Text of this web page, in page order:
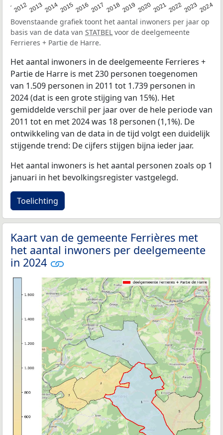
201220132014201520162017 20182019 20202021202220232024
Bovenstaande grafiek toont het aantal inwoners per jaar op
basis van de data van STATBEL voor de deelgemeente
Ferrieres + Partie de Harre.
Het aantal inwoners in de deelgemeente Ferrieres +
Partie de Harre is met 230 personen toegenomen
van 1.509 personen in 2011 tot 1.739 personen in
2024 (dat is een grote stijging van 15%). Het
gemiddelde verschil per jaar over de hele periode van
2011 tot en met 2024 was 18 personen (1,1%). De
ontwikkeling van de data in de tijd volgt een duidelijk
stijgende trend: De cijfers stijgen bijna ieder jaar.
Het aantal inwoners is het aantal personen zoals op 1
januari in het bevolkingsregister vastgelegd.
Toelichting
Kaart van de gemeente Ferrières met
het aantal inwoners per deelgemeente
in 2024